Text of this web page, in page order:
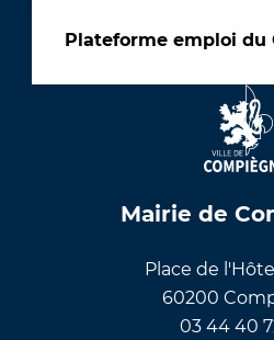
Plateforme emploi du
Mairie de
Place de
60200
03 44 40